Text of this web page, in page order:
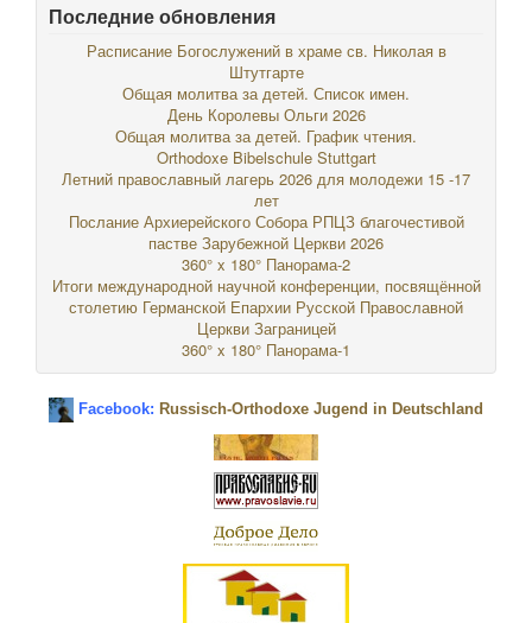
Последние обновления
Расписание Богослужений в храме св. Николая в
Штутгарте
Общая молитва за детей. Список имен.
День Королевы Ольги 2026
Общая молитва за детей. График чтения.
Orthodoxe Bibelschule Stuttgart
Летний православный лагерь 2026 для молодежи 15 -17
лет
Послание Архиерейского Собора РПЦЗ благочестивой
пастве Зарубежной Церкви 2026
360° x 180° Панорама-2
Итоги международной научной конференции, посвящённой
столетию Германской Епархии Русской Православной
Церкви Заграницей
360° x 180° Панорама-1
Facebook: Russisch-Orthodoxe Jugend in Deutschland